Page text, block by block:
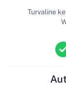
Turvaline